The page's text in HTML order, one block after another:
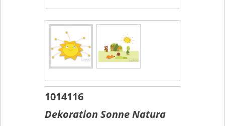
1014116
Dekoration Sonne Natura